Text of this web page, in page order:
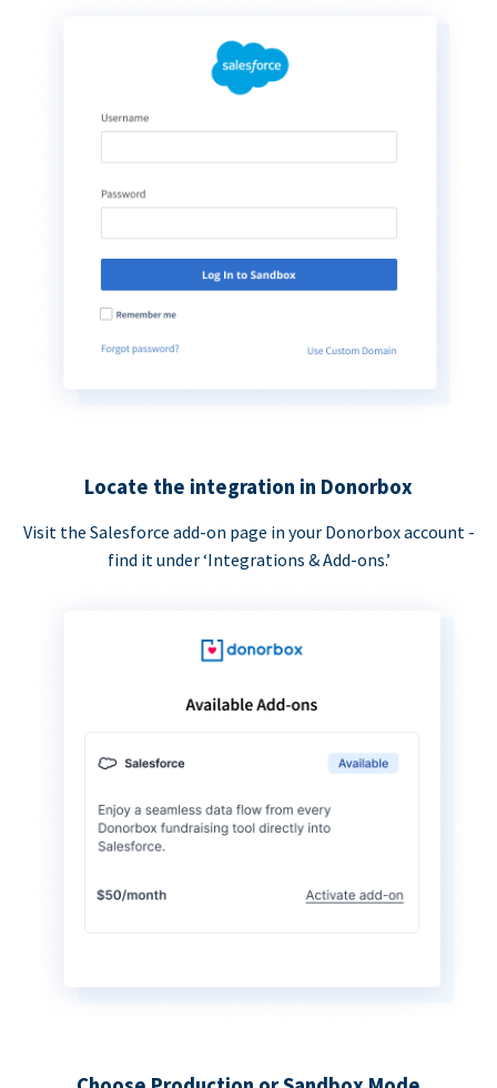
Locate the integration in Donorbox
Visit the Salesforce add-on page in your Donorbox account -
find it under ‘Integrations & Add-ons.’